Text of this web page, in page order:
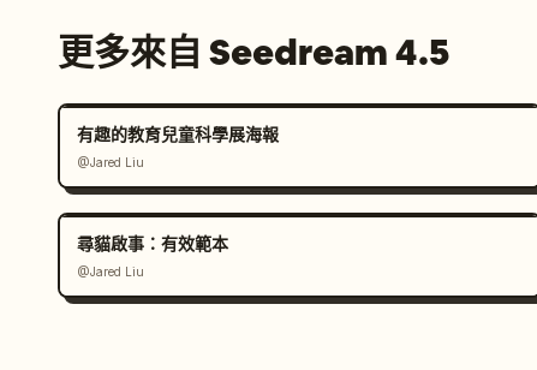
更多來自 Seedream 4.5
有趣的教育兒童科學展海報
@Jared Liu
尋貓啟事：有效範本
@Jared Liu